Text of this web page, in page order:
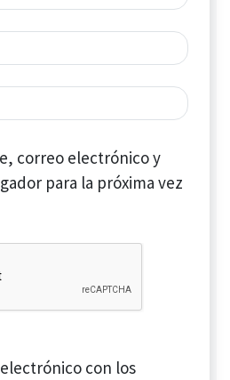
correo electrónico y
para la próxima vez
con los